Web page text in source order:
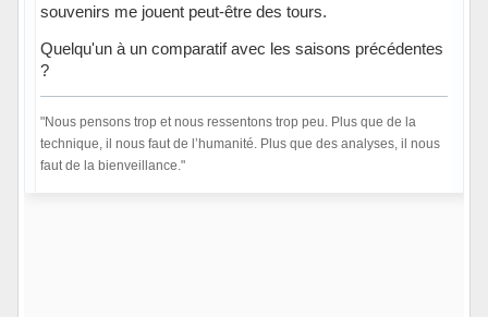
souvenirs me jouent peut-être des tours.
Quelqu'un à un comparatif avec les saisons précédentes
?
"Nous pensons trop et nous ressentons trop peu. Plus que de la
technique, il nous faut de l’humanité. Plus que des analyses, il nous
faut de la bienveillance."